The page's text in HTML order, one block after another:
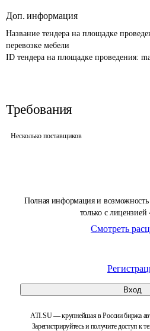
Полная информация и возможность
только с лицензией
Смотреть
Вход
ATI.SU — крупнейшая в России биржа
Зарегистрируйтесь и получите доступ к
Доп. информация
Название тендера на площадке
перевозке мебели
ID тендера на площадке проведения:
Требования
Несколько поставщиков